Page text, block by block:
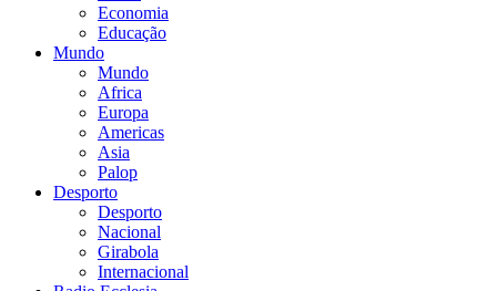
Economia
Educação
Mundo
Mundo
Africa
Europa
Americas
Asia
Palop
Desporto
Desporto
Nacional
Girabola
Internacional